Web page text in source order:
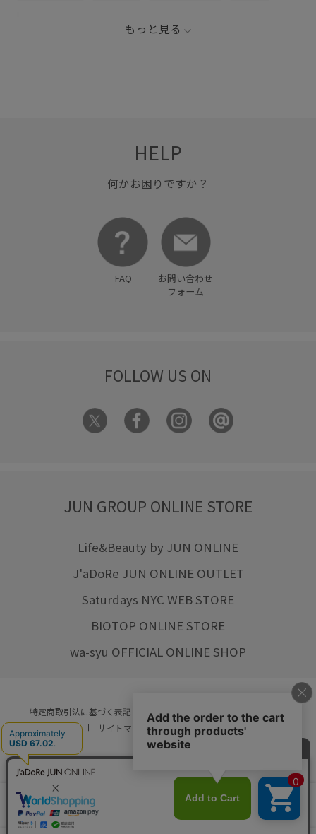
もっと見る
HELP
何かお困りですか？
FAQ
お問い合わせ
フォーム
FOLLOW US ON
JUN GROUP ONLINE STORE
Life&Beauty by JUN ONLINE
J'aDoRe JUN ONLINE OUTLET
Saturdays NYC WEB STORE
BIOTOP ONLINE STORE
wa-syu OFFICIAL ONLINE SHOP
特定商取引法に基づく表記 プライバシーポリシー
会社概要
ご利用規約
サイトマップ リクルート ご利用ガイド
© JUN CO.,LTD. ALL RIGHTS RESERVED.
店舗在庫
をみる
カートに入れる